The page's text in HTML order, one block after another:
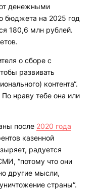
денежными
бюджета на 2025 год
180,6 млн рублей.
о сборе с
развивать
контента“.
нраву тебе она или
после 2020 года
казенной
радуется
“потому что они
другие мысли,
страны“.